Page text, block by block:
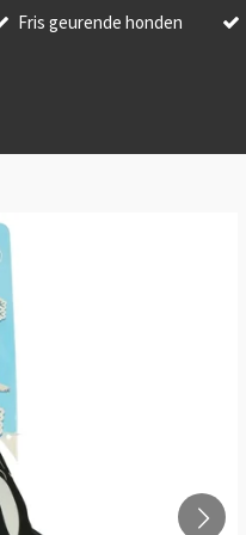
Fris geurende honden